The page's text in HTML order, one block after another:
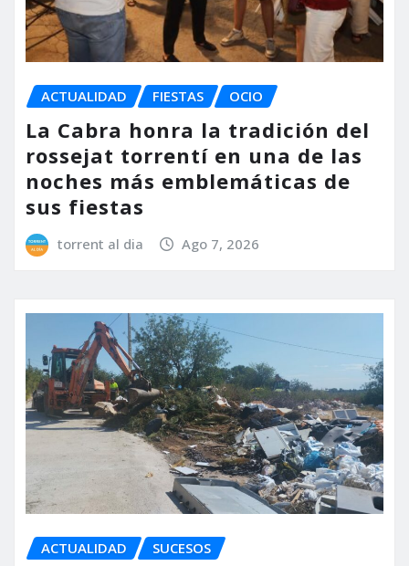
ACTUALIDAD FIESTAS OCIO
La Cabra honra la tradición del
rossejat torrentí en una de las
noches más emblemáticas de
sus fiestas
torrent al dia Ago 7, 2026
ACTUALIDAD SUCESOS